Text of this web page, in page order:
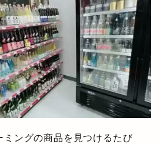
ミングの商品を見つけるたび